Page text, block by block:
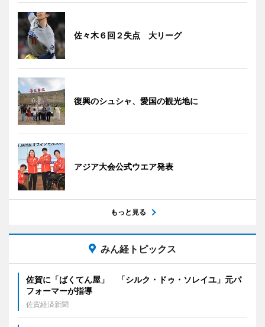
佐々木６回２失点 大リーグ
復興のシュシャ、愛国の観光地に
アジア大会公式ウエア発表
もっと見る
みん経トピックス
佐賀に「ばくてん屋」 「シルク・ドゥ・ソレイユ」元パ
フォーマーが指導
佐賀経済新聞